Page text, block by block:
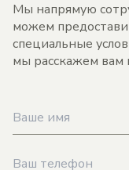
Мы напрямую
можем
специальные
мы расскажем вам